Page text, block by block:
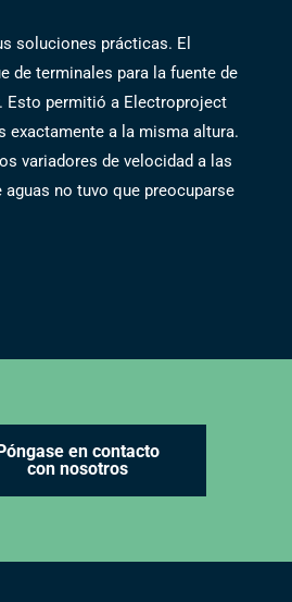
soluciones prácticas. El
de terminales para la fuente de
Esto permitió a Electroproject
a la misma altura.
variadores de velocidad a las
no tuvo que preocuparse
en contacto
con nosotros